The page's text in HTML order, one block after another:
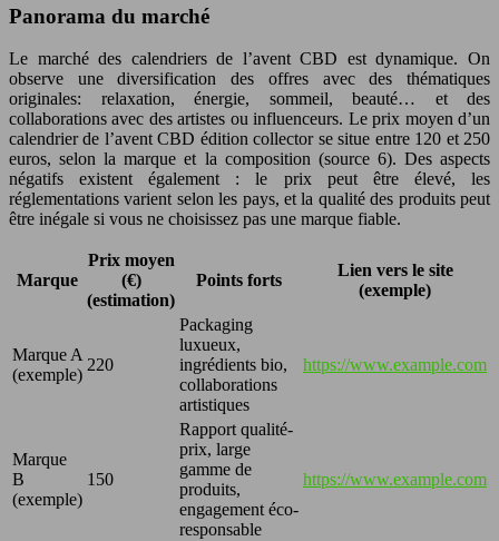
Panorama du marché
Le marché des calendriers de l’avent CBD est dynamique. On
observe une diversification des offres avec des thématiques
originales: relaxation, énergie, sommeil, beauté… et des
collaborations avec des artistes ou influenceurs. Le prix moyen d’un
calendrier de l’avent CBD édition collector se situe entre 120 et 250
euros, selon la marque et la composition (source 6). Des aspects
négatifs existent également : le prix peut être élevé, les
réglementations varient selon les pays, et la qualité des produits peut
être inégale si vous ne choisissez pas une marque fiable.
Marque
Prix moyen
(€)
(estimation)
Points forts
Lien vers le site
(exemple)
Marque A
(exemple)
220
Packaging
luxueux,
ingrédients bio,
collaborations
artistiques
https://www.example.com
Marque
B
(exemple)
150
Rapport qualité-
prix, large
gamme de
produits,
engagement éco-
responsable
https://www.example.com